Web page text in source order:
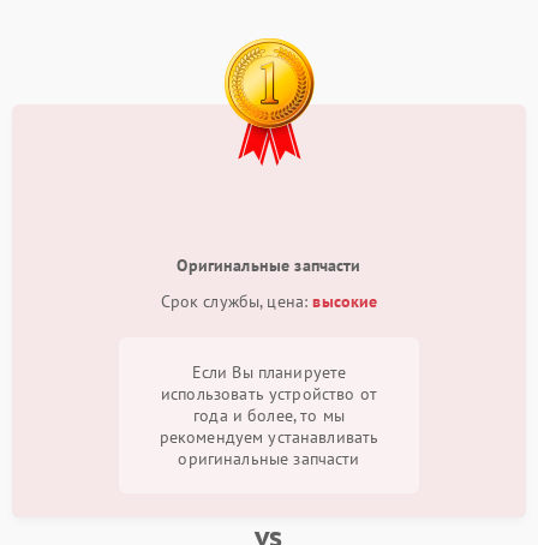
Оригинальные запчасти
Срок службы, цена:высокие
Если Вы планируете
использовать устройство от
года и более, то мы
рекомендуем устанавливать
оригинальные запчасти
vs